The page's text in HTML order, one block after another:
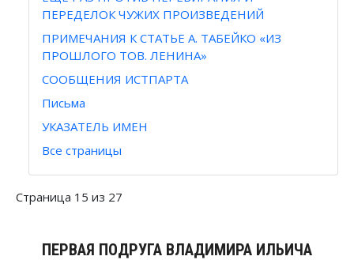
ПЕРЕДЕЛОК ЧУЖИХ ПРОИЗВЕДЕНИЙ
ПРИМЕЧАНИЯ К СТАТЬЕ А. ТАБЕЙКО «ИЗ
ПРОШЛОГО ТОВ. ЛЕНИНА»
СООБЩЕНИЯ ИСТПАРТА
Письма
УКАЗАТЕЛЬ ИМЕН
Все страницы
Страница 15 из 27
ПЕРВАЯ ПОДРУГА ВЛАДИМИРА ИЛЬИЧА